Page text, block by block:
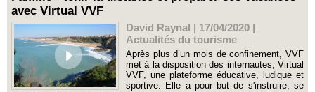
avec Virtual VVF
David Raynal | 17/04/2020 |
Actualités du tourisme
Après plus d’un mois de confinement, VVF
met à la disposition des internautes, Virtual
VVF, une plateforme éducative, ludique et
sportive. Elle a pour but de s'instruire, se